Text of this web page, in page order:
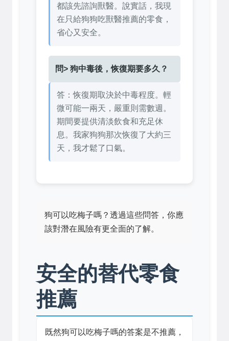
都該先諮詢獸醫。說實話，我現
在只給狗狗吃獸醫推薦的零食，
省心又安全。
問> 狗中毒後，恢復期要多久？
答：恢復期取決於中毒程度。輕
微可能一兩天，嚴重則需數週。
期間要提供清淡飲食和充足休
息。我家狗狗那次恢復了大約三
天，我才鬆了口氣。
狗可以吃梅子嗎？透過這些問答，你應
該對潛在風險有更全面的了解。
安全的替代零食
推薦
既然狗可以吃梅子嗎的答案是不推薦，